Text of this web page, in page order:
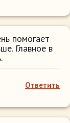
помогает
Главное в
Ответить